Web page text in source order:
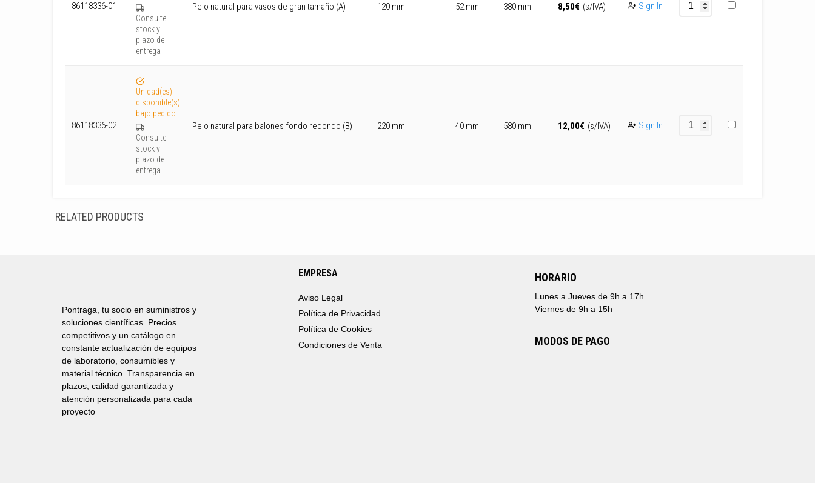
86118336-01
Consulte
stock y
plazo de
entrega
Pelo natural para vasos de gran tamaño (A) 120 mm 52 mm 380 mm 8,50€ (s/IVA) Sign In
86118336-02
Unidad(es)
disponible(s)
bajo pedido
Consulte
stock y
plazo de
entrega
Pelo natural para balones fondo redondo (B) 220 mm 40 mm 580 mm 12,00€ (s/IVA) Sign In
RELATED PRODUCTS
Pontraga, tu socio en suministros y
soluciones científicas. Precios
competitivos y un catálogo en
constante actualización de equipos
de laboratorio, consumibles y
material técnico. Transparencia en
plazos, calidad garantizada y
atención personalizada para cada
proyecto
EMPRESA
Aviso Legal
Política de Privacidad
Política de Cookies
Condiciones de Venta
HORARIO
Lunes a Jueves de 9h a 17h
Viernes de 9h a 15h
MODOS DE PAGO